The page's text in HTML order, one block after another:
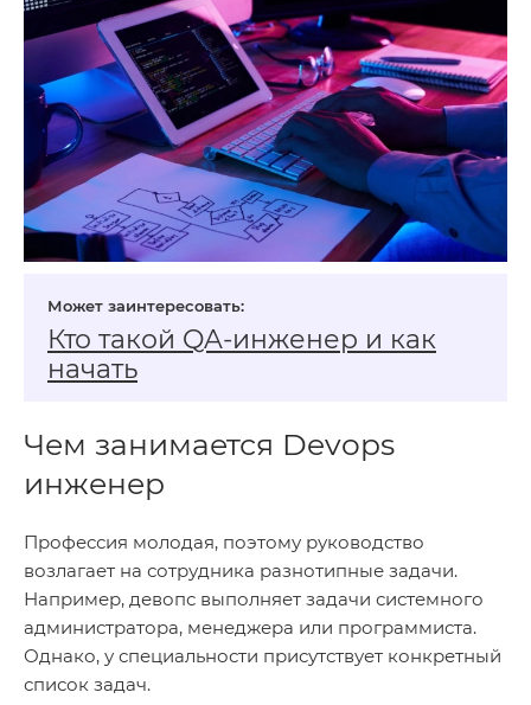
Кто такой QA‑инженер и как
начать
Чем занимается Devops
инженер
Профессия молодая, поэтому руководство
возлагает на сотрудника разнотипные задачи.
Например, девопс выполняет задачи системного
администратора, менеджера или программиста.
Однако, у специальности присутствует конкретный
список задач.